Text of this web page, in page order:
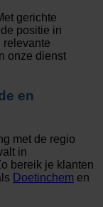
gerichte
positie in
relevante
onze dienst
en
met de regio
in
bereik je klanten
Doetinchem en